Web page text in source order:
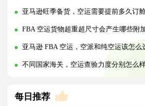
亚马逊旺季备货，空运需要提前多久订舱（
FBA 空运货物超重超尺寸会产生哪些附加费?(不清
亚马逊 FBA 空运，空派和纯空运该怎么选择?(不清
不同国家海关，空运查验力度分别怎么样?(国
每日推荐